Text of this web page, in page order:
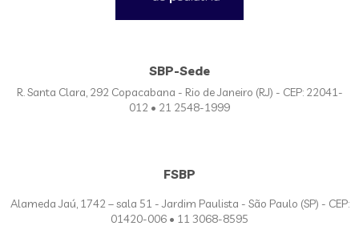
SBP-Sede
R. Santa Clara, 292 Copacabana - Rio de Janeiro (RJ) - CEP: 22041-
012 • 21 2548-1999
FSBP
Alameda Jaú, 1742 – sala 51 - Jardim Paulista - São Paulo (SP) - CEP:
01420-006 • 11 3068-8595